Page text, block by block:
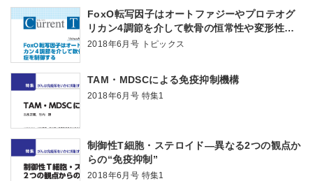
FoxO転写因子はオートファジーやプロテオグ
リカン4調節を介して軟骨の恒常性や変形性関
節症を制御する
2018年6月号 トピックス
TAM・MDSCによる免疫抑制機構
2018年6月号 特集1
制御性T細胞・ステロイド―異なる2つの観点か
らの“免疫抑制”
2018年6月号 特集1